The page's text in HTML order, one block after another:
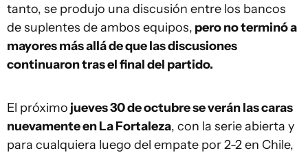
tanto, se produjo una discusión entre los bancos
de suplentes de ambos equipos, pero no terminó a
mayores más allá de que las discusiones
continuaron tras el final del partido.
El próximo jueves 30 de octubre se verán las caras
nuevamente en La Fortaleza, con la serie abierta y
para cualquiera luego del empate por 2-2 en Chile,